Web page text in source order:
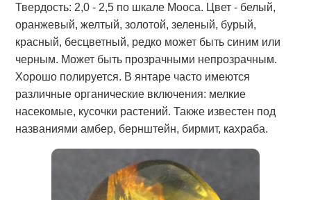
Твердость: 2,0 - 2,5 по шкале Мооса. Цвет - белый,
оранжевый, желтый, золотой, зеленый, бурый,
красный, бесцветный, редко может быть синим или
черным. Может быть прозрачными непрозрачным.
Хорошо полируется. В янтаре часто имеются
различные органические включения: мелкие
насекомые, кусочки растений. Также известен под
названиями амбер, бернштейн, бирмит, кахраба.